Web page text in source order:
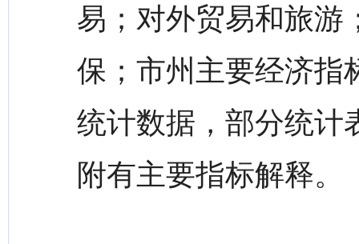
易；对外贸易和旅游
保；市州主要经济指
统计数据，部分统计
附有主要指标解释。